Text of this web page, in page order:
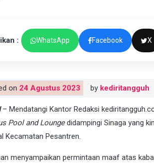
: WhatsApp Facebook X
on 24 Agustus 2023 by kediritangguh
– Mendatangi Kantor Redaksi
Pool and Loungedidampingi Sinaga yang
Kecamatan Pesantren.
menyampaikan permintaan maaf atas